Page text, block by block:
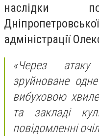
наслідки
адміністрації
«Через
зруйноване
вибуховою
та закладі
повідомленні